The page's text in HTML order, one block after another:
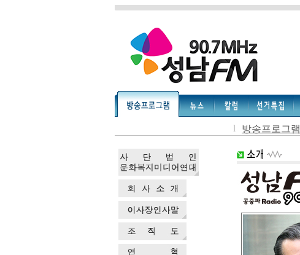
l 방송프로그램